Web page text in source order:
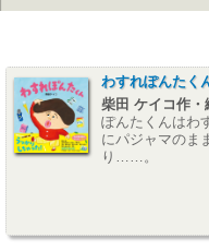
わすれぽんたく
柴田 ケイコ作・
ぽんたくんはわ
にパジャマのま
り……。